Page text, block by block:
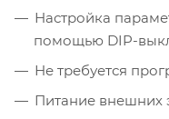
Настройка
помощью DIP-
Не требуется
Питание внешних